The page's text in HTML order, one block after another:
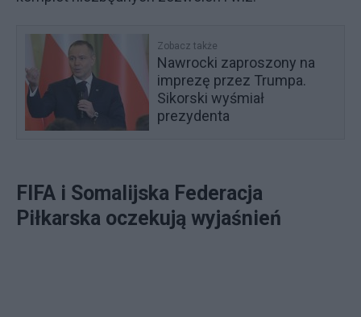
Zobacz także
Nawrocki zaproszony na
imprezę przez Trumpa.
Sikorski wyśmiał
prezydenta
FIFA i Somalijska Federacja
Piłkarska oczekują wyjaśnień